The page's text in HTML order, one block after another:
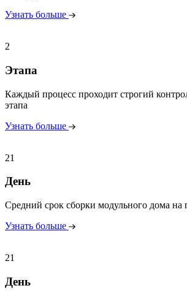
Узнать больше
2
Этапа
Каждый процесс проходит строгий
этапа
Узнать больше
21
День
Средний срок сборки модульного дома на
Узнать больше
21
День